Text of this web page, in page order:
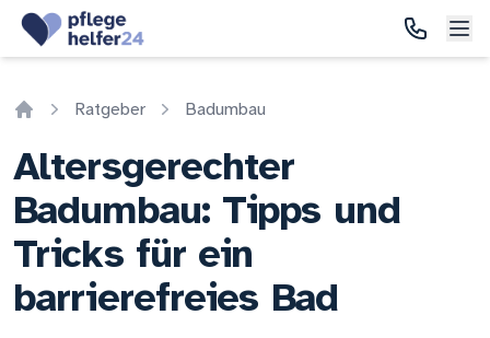
Ratgeber Badumbau
Altersgerechter
Badumbau: Tipps und
Tricks für ein
barrierefreies Bad